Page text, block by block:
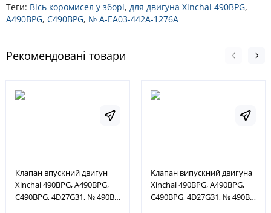
Теги: Вісь коромисел у зборі, для двигуна Xinchai 490BPG,
A490BPG, C490BPG, № A-EA03-442A-1276A
Рекомендовані товари
Клапан впускний двигун
Xinchai 490BPG, A490BPG,
C490BPG, 4D27G31, № 490B-
Клапан випускний двигуна
Xinchai 490BPG, A490BPG,
C490BPG, 4D27G31, № 490B-